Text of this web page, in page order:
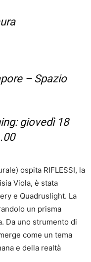
– Spazio
giovedì 18
ospita RIFLESSI, la
Viola, è stata
e Quadruslight. La
un prisma
Da uno strumento di
come un tema
e della realtà